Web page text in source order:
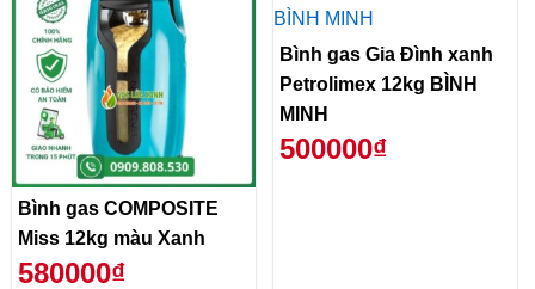
Bình gas COMPOSITE
Miss 12kg màu Xanh
580000₫
Bình gas Gia Đình xanh
Petrolimex 12kg BÌNH
MINH
500000₫